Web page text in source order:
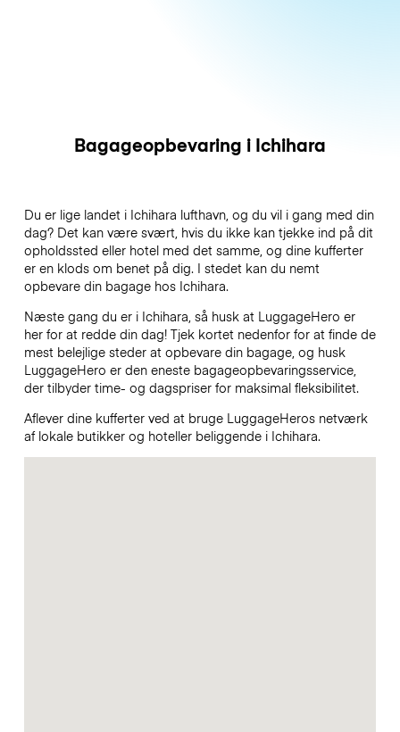
Bagageopbevaring i Ichihara
Du er lige landet i Ichihara lufthavn, og du vil i gang med din
dag? Det kan være svært, hvis du ikke kan tjekke ind på dit
opholdssted eller hotel med det samme, og dine kufferter
er en klods om benet på dig. I stedet kan du nemt
opbevare din bagage hos Ichihara.
Næste gang du er i Ichihara, så husk at LuggageHero er
her for at redde din dag! Tjek kortet nedenfor for at finde de
mest belejlige steder at opbevare din bagage, og husk
LuggageHero er den eneste bagageopbevaringsservice,
der tilbyder time- og dagspriser for maksimal fleksibilitet.
Aflever dine kufferter ved at bruge LuggageHeros netværk
af lokale butikker og hoteller beliggende i Ichihara.